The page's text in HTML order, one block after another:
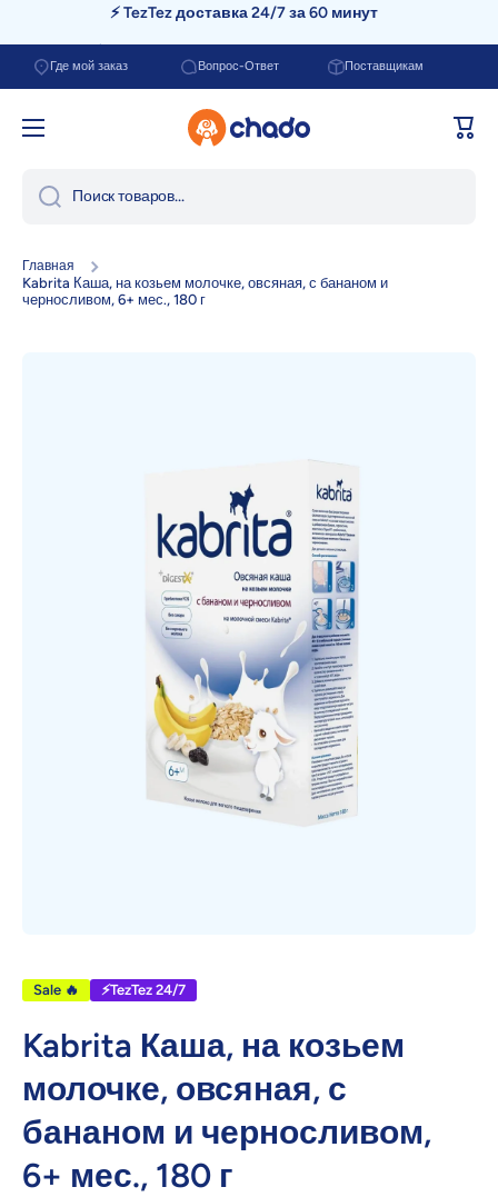
Перейти к содержанию
📦 Бесплатная доставка от 200.000 сум
Где мой заказ Вопрос-Ответ Поставщикам
Поиск товаров...
Главная
Kabrita Каша, на козьем молочке, овсяная, с бананом и
черносливом, 6+ мес., 180 г
Sale 🔥 ⚡TezTez 24/7
Kabrita Каша, на козьем
молочке, овсяная, с
бананом и черносливом,
6+ мес., 180 г